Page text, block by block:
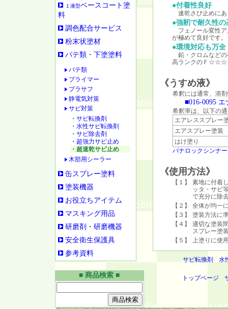
●付着性良好
速乾さび止めにあ
●強靭で耐久性の
フェノール変性ア
が極めて良好です。
●環境対応も万全
鉛・クロムなどの
高ランクのＦ☆☆☆☆
《うすめ液》
希釈には通常、溶
■016-0095
希釈率は、以下の
エアレススプレー
エアスプレー塗装
はけ塗り
パナロックシンナー
《使用方法》
【１】
素地に付着
ッタ・サビ
で充分に除
【２】
全体が均一
【３】
塗装方法に
【４】
適切な塗装
スプレー塗
【５】
上塗りに使
サビ転換剤 水
トップページ
１液型ベースコート塗
料
調色配合サービス
粉末状塗材
パテ類・下塗塗料
パテ類
プライマー
プラサフ
静電気対策
サビ対策
・サビ転換剤
・水性サビ転換剤
・サビ除去剤
・超強力サビ止め
・超速乾サビ止め
木部用シーラー
缶スプレー塗料
塗装機器
お役立ちアイテム
マスキング用品
研磨剤・研磨機器
安全衛生保護具
参考資料
■ 商品検索 ■